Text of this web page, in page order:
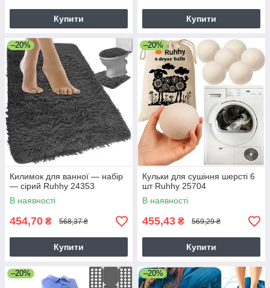
Купити Купити
–20%
Килимок для ванної — набір
— сірий Ruhhy 24353
В наявності
454,70 ₴ 568,37 ₴
Купити
–20%
Кульки для сушіння шерсті 6
шт Ruhhy 25704
В наявності
455,43 ₴ 569,29 ₴
Купити
–20% –20%